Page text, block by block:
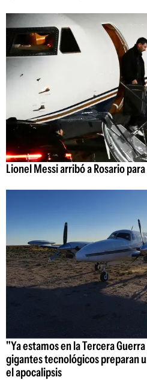
Lionel Messi arribó a Rosario
"Ya estamos en la Tercera
gigantes tecnológicos preparan
el apocalipsis